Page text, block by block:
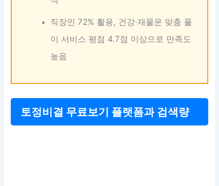
직장인 72% 활용, 건강·재물운 맞춤 풀
이 서비스 평점 4.7점 이상으로 만족도
높음
토정비결 무료보기 플랫폼과 검색량